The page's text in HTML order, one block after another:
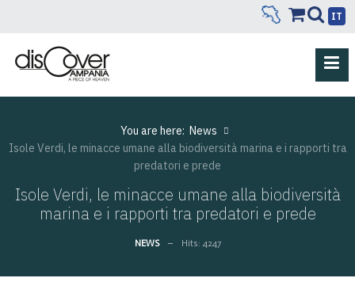
IT
You are here: News
Isole Verdi, le minacce umane alla biodiversità marina e i rapporti tra
predatori e prede
Isole Verdi, le minacce umane alla biodiversità
marina e i rapporti tra predatori e prede
NEWS Hits: 4247